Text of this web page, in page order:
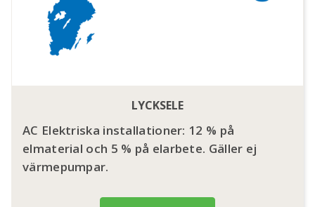
LYCKSELE
AC Elektriska installationer: 12 % på
elmaterial och 5 % på elarbete. Gäller ej
värmepumpar.